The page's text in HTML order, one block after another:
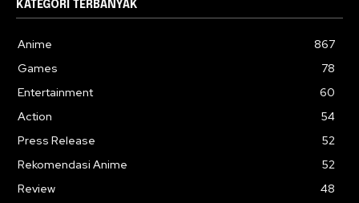
KATEGORI TERBANYAK
Anime
867
Games
78
Entertainment
60
Action
54
Press Release
52
Rekomendasi Anime
52
Review
48